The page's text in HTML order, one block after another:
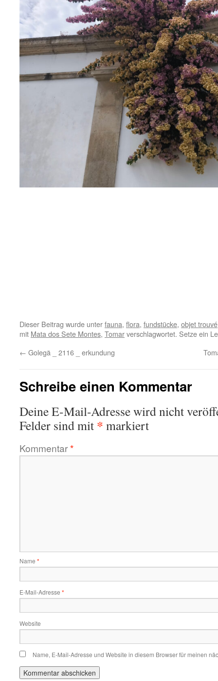
Dieser Beitrag wurde unterfauna, flora, fundstücke, objet trouvé
mit Mata dos Sete Montes, Tomarverschlagwortet. Setze ein
← Golegã _ 2116 _ erkundung
Schreibe einen Kommentar
Deine E-Mail-Adresse wird nicht
Felder sind mit * markiert
Kommentar*
Name *
E-Mail-Adresse *
Website
Name, E-Mail-Adresse und Website in diesem Browser für meinen